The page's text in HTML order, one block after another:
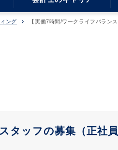
ング
【実働7時間/ワークライフバラン
タッフの募集（正社